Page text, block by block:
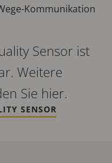
Kommunikation
Sensor ist
Weitere
Sie hier.
SENSOR